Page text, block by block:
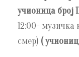
учионица број
12:00- музичка
смер) (